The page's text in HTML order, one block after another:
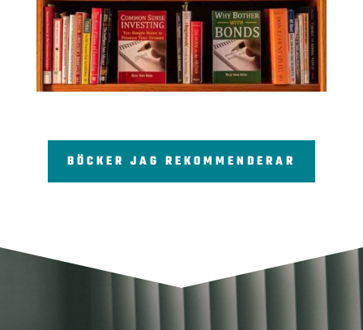
BÖCKER JAG REKOMMENDERAR